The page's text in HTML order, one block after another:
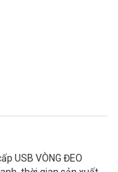
USB VÒNG ĐEO